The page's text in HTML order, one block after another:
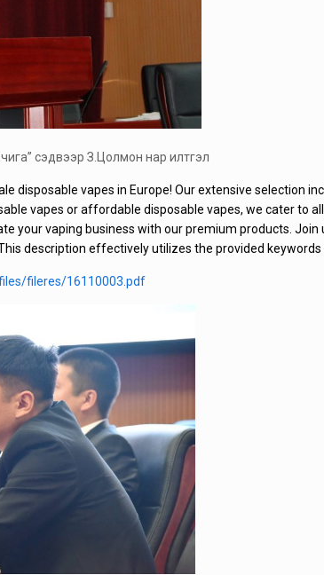
сэдвээр З.Цолмон нар илтгэл
disposable vapes in Europe! Our extensive selection
vapes or affordable disposable vapes, we cater to
your vaping business with our premium products.
description effectively utilizes the provided
fileres/16110003.pdf